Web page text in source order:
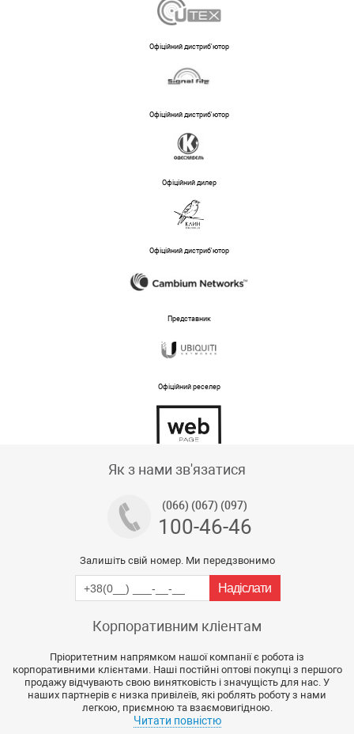
Офіційний дистриб'ютор
Офіційний дистриб'ютор
Офіційний дилер
Офіційний дистриб'ютор
Представник
Офіційний реселер
Як з нами зв'язатися
(066) (067) (097)
100-46-46
Залишіть свій номер. Ми передзвонимо
Корпоративним кліентам
Пріоритетним напрямком нашої компанії є робота із
корпоративними клієнтами. Наші постійні оптові покупці з першого
продажу відчувають свою винятковість і значущість для нас. У
наших партнерів є низка привілеїв, які роблять роботу з нами
легкою, приємною та взаємовигідною.
Читати повністю